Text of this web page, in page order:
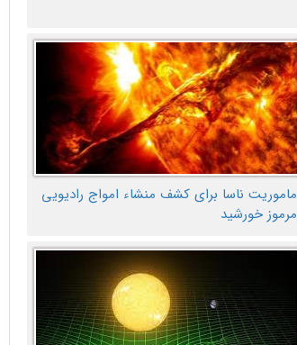
ماموریت ناسا برای کشف منشاء امواج رادیویی
مرموز خورشید